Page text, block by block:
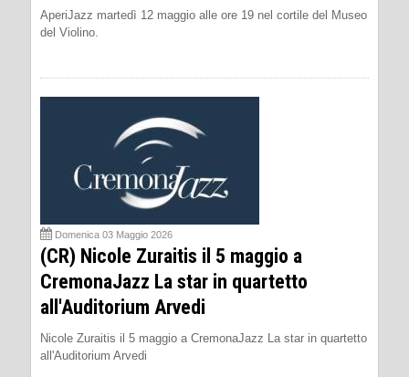
AperiJazz martedì 12 maggio alle ore 19 nel cortile del Museo
del Violino.
Domenica 03 Maggio 2026
(CR) Nicole Zuraitis il 5 maggio a
CremonaJazz La star in quartetto
all'Auditorium Arvedi
Nicole Zuraitis il 5 maggio a CremonaJazz La star in quartetto
all'Auditorium Arvedi